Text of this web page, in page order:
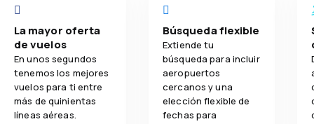
La mayor oferta
de vuelos
En unos segundos
tenemos los mejores
vuelos para ti entre
más de quinientas
líneas aéreas.
Búsqueda flexible
Extiende tu
búsqueda para incluir
aeropuertos
cercanos y una
elección flexible de
fechas para